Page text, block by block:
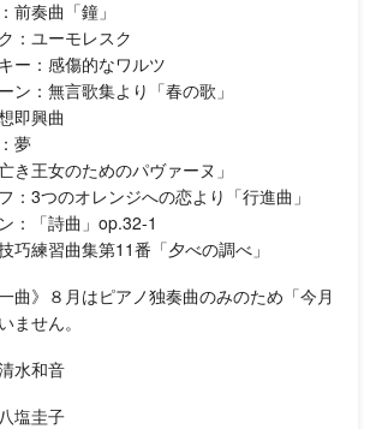
前奏曲「鐘」
：ユーモレスク
ー：感傷的なワルツ
ン：無言歌集より「春の歌」
即興曲
夢
き王女のためのパヴァーヌ」
：3つのオレンジへの恋より「行進曲」
：「詩曲」op.32-1
巧練習曲集第11番「夕べの調べ」
曲》８月はピアノ独奏曲のみのため「今月
ません。
水和音
塩圭子